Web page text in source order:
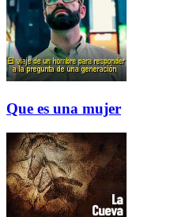
Que es una mujer